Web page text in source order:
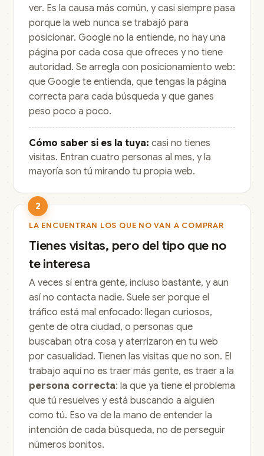
ver. Es la causa más común, y casi siempre pasa
porque la web nunca se trabajó para
posicionar. Google no la entiende, no hay una
página por cada cosa que ofreces y no tiene
autoridad. Se arregla con posicionamiento web:
que Google te entienda, que tengas la página
correcta para cada búsqueda y que ganes
peso poco a poco.
Cómo saber si es la tuya: casi no tienes
visitas. Entran cuatro personas al mes, y la
mayoría son tú mirando tu propia web.
2
LA ENCUENTRAN LOS QUE NO VAN A COMPRAR
Tienes visitas, pero del tipo que no
te interesa
A veces sí entra gente, incluso bastante, y aun
así no contacta nadie. Suele ser porque el
tráfico está mal enfocado: llegan curiosos,
gente de otra ciudad, o personas que
buscaban otra cosa y aterrizaron en tu web
por casualidad. Tienen las visitas que no son. El
trabajo aquí no es traer más gente, es traer a la
persona correcta: la que ya tiene el problema
que tú resuelves y está buscando a alguien
como tú. Eso va de la mano de entender la
intención de cada búsqueda, no de perseguir
números bonitos.